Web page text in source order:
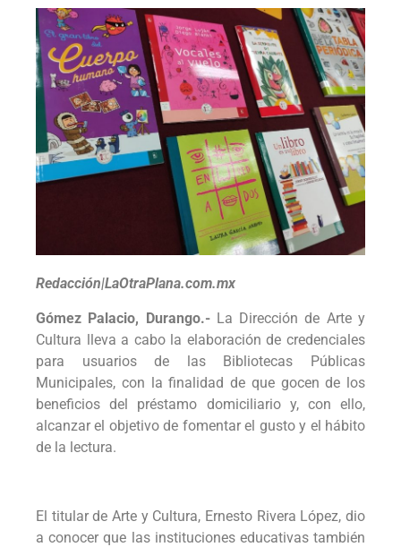
Redacción|LaOtraPlana.com.mx
Gómez Palacio, Durango.-La Dirección de Arte y
Cultura lleva a cabo la elaboración de credenciales
para usuarios de las Bibliotecas Públicas
Municipales, con la finalidad de que gocen de los
beneficios del préstamo domiciliario y, con ello,
alcanzar el objetivo de fomentar el gusto y el hábito
de la lectura.
El titular de Arte y Cultura, Ernesto Rivera López, dio
a conocer que las instituciones educativas también